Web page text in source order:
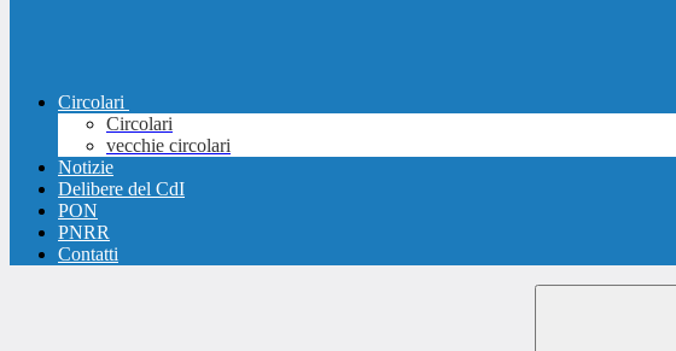
Circolari
Circolari
vecchie circolari
Notizie
Delibere del CdI
PON
PNRR
Contatti